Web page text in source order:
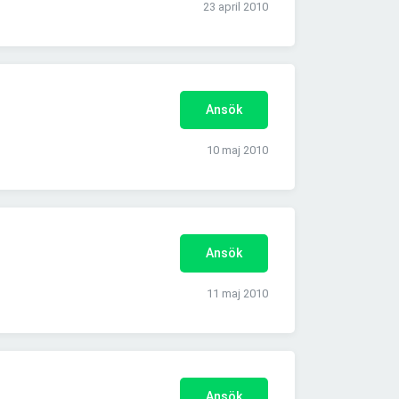
23 april 2010
Ansök
10 maj 2010
Ansök
11 maj 2010